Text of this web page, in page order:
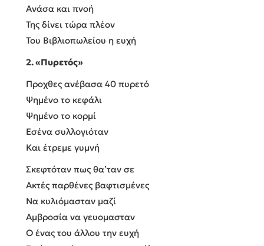
Ανάσα και πνοή
Της δίνει τώρα πλέον
Του Βιβλιοπωλείου η ευχή
2. «Πυρετός»
Προχθες ανέβασα 40 πυρετό
Ψημένο το κεφάλι
Ψημένο το κορμί
Εσένα συλλογιόταν
Και έτρεμε γυμνή
Σκεφτόταν πως θα’ταν σε
Ακτές παρθένες βαφτισμένες
Να κυλιόμασταν μαζί
Αμβροσία να γευομασταν
Ο ένας του άλλου την ευχή